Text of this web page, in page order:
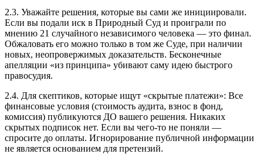
2.3. Уважайте решения, которые вы сами же инициировали.
Если вы подали иск в Природный Суд и проиграли по
мнению 21 случайного независимого человека — это финал.
Обжаловать его можно только в том же Суде, при наличии
новых, неопровержимых доказательств. Бесконечные
апелляции «из принципа» убивают саму идею быстрого
правосудия.
2.4. Для скептиков, которые ищут «скрытые платежи»: Все
финансовые условия (стоимость аудита, взнос в фонд,
комиссия) публикуются ДО вашего решения. Никаких
скрытых подписок нет. Если вы чего-то не поняли —
спросите до оплаты. Игнорирование публичной информации
не является основанием для претензий.